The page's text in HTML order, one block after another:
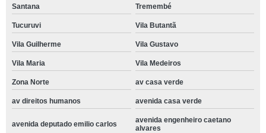
Santana Tremembé
Tucuruvi Vila Butantã
Vila Guilherme Vila Gustavo
Vila Maria Vila Medeiros
Zona Norte av casa verde
av direitos humanos avenida casa verde
avenida deputado emilio carlos
avenida engenheiro caetano
alvares